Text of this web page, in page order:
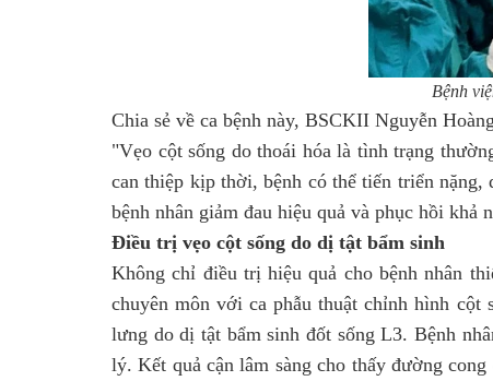
Bệnh
Chia sẻ về ca bệnh này, BSCKII Nguyễn
"Vẹo cột sống do thoái hóa là tình trạng
can thiệp kịp thời, bệnh có thể tiến triển
bệnh nhân giảm đau hiệu quả và phục hồi khả
Điều trị vẹo cột sống do dị tật bẩm sinh
Không chỉ điều trị hiệu quả cho bệnh nhân
chuyên môn với ca phẫu thuật chỉnh hình
lưng do dị tật bẩm sinh đốt sống L3. Bệnh
lý. Kết quả cận lâm sàng cho thấy đường